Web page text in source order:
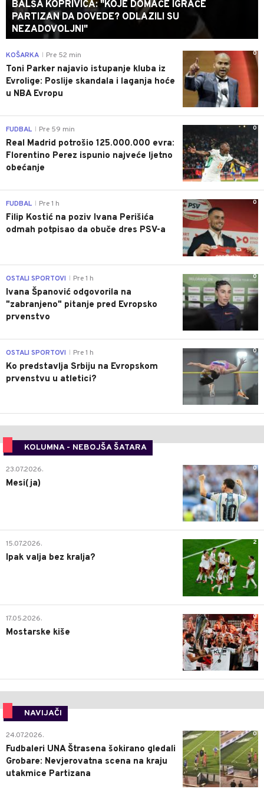
BALŠA KOPRIVICA: "KOJE DOMAĆE IGRAČE
PARTIZAN DA DOVEDE? ODLAZILI SU
NEZADOVOLJNI"
0
KOŠARKA Pre 52 min
Toni Parker najavio istupanje kluba iz
Evrolige: Poslije skandala i laganja hoće
u NBA Evropu
0
FUDBAL Pre 59 min
Real Madrid potrošio 125.000.000 evra:
Florentino Perez ispunio najveće ljetno
obećanje
0
FUDBAL Pre 1 h
Filip Kostić na poziv Ivana Perišića
odmah potpisao da obuče dres PSV-a
0
OSTALI SPORTOVI Pre 1 h
Ivana Španović odgovorila na
"zabranjeno" pitanje pred Evropsko
prvenstvo
0
OSTALI SPORTOVI Pre 1 h
Ko predstavlja Srbiju na Evropskom
prvenstvu u atletici?
KOLUMNA - NEBOJŠA ŠATARA
0
23.07.2026.
Mesi(ja)
2
15.07.2026.
Ipak valja bez kralja?
0
17.05.2026.
Mostarske kiše
NAVIJAČI
0
24.07.2026.
Fudbaleri UNA Štrasena šokirano gledali
Grobare: Nevjerovatna scena na kraju
utakmice Partizana